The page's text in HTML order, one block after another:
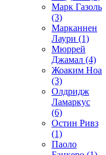
Марк Газоль
(3)
Марканнен
Лаури (1)
Мюррей
Джамал (4)
Жоаким Ноа
(3)
Олдридж
Ламаркус
(6)
Остин Ривз
(1)
Паоло